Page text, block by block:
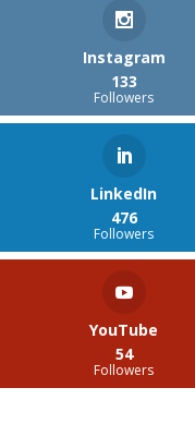
Instagram
133
Followers
LinkedIn
476
Followers
YouTube
54
Followers